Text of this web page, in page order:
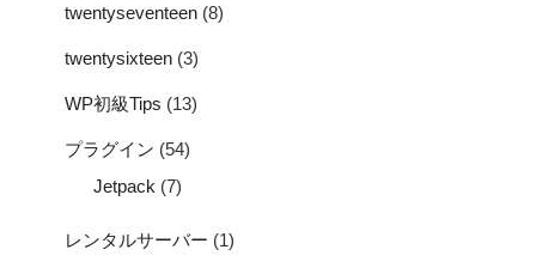
twentyseventeen (8)
twentysixteen (3)
WP初級Tips (13)
プラグイン (54)
Jetpack (7)
レンタルサーバー (1)